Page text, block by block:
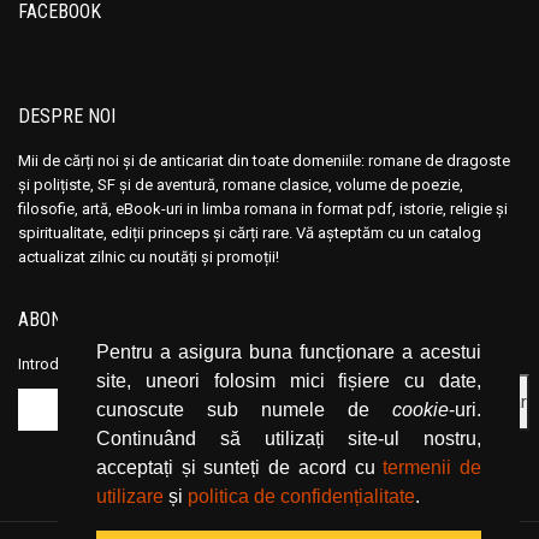
Pentru a asigura buna funcționare a acestui
site, uneori folosim mici fișiere cu date,
cunoscute sub numele de cookie-uri.
Continuând să utilizați site-ul nostru,
acceptați și sunteți de acord cutermenii de
utilizare și politica de confidențialitate.
Ana Maria Marin
Anatoli Ribakov
Anca Dan
Andocide
Andre Bejin
Andre Felibien
Andre Leroi-Gourhan
Andre Malraux
Andre Maurois
Andre Miquel
Andre Theuriet
Ana Maria Marin
Anatoli Ribakov
Anca Dan
Andocide
Andre Bejin
Andre Felibien
Andre Leroi-Gourhan
Andre Malraux
Andre Maurois
Andre Miquel
Andre Theuriet
FACEBOOK
DESPRE NOI
Mii de cărți noi și de anticariat din toate domeniile: romane de dragoste
și polițiste, SF și de aventură, romane clasice, volume de poezie,
filosofie, artă, eBook-uri in limba romana in format pdf, istorie, religie și
spiritualitate, ediții princeps și cărți rare. Vă așteptăm cu un catalog
actualizat zilnic cu noutăți și promoții!
ABONEAZĂ-TE LA NEWSLETTER
Introduceți adresa dvs. de email și dați click pe butonul de abonare.